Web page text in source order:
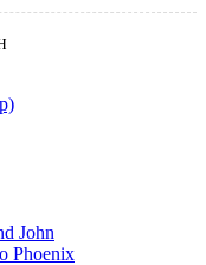
John
Phoenix